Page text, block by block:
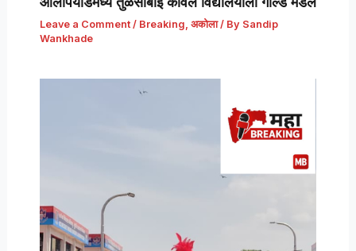
Leave a Comment / Breaking अकोला/ By Sandip
Wankhade